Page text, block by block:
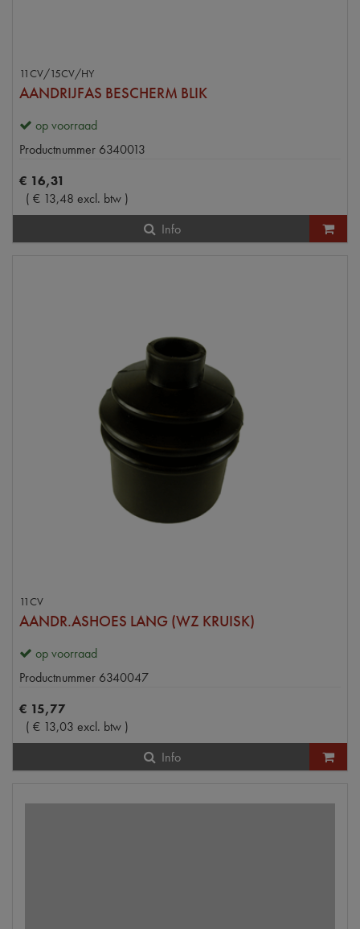
11CV/15CV/HY
AANDRIJFAS BESCHERM BLIK
op voorraad
Productnummer 6340013
€ 16,31
( € 13,48 excl. btw )
Info
11CV
AANDR.ASHOES LANG (WZ KRUISK)
op voorraad
Productnummer 6340047
€ 15,77
( € 13,03 excl. btw )
Info